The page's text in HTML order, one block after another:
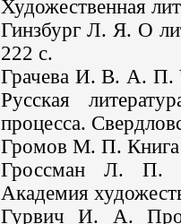
Художественная
Гинзбург Л. Я. О
222 с.
Грачева И. В. А. П.
Русская
процесса.
Громов М. П. Книга
Гроссман Л. П.
Академия
Гурвич И. А.